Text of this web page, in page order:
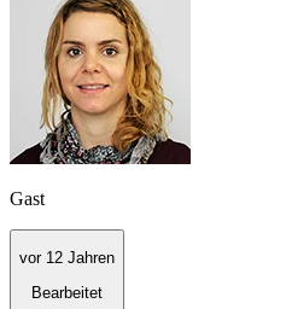
Gast
vor 12 Jahren
Bearbeitet